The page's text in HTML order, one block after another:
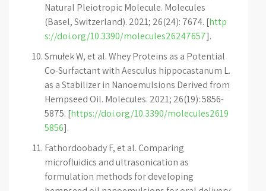
Natural Pleiotropic Molecule. Molecules
(Basel, Switzerland). 2021; 26(24): 7674. [http
s://doi.org/10.3390/molecules26247657].
Smułek W, et al. Whey Proteins as a Potential
Co-Surfactant with Aesculus hippocastanum L.
as a Stabilizer in Nanoemulsions Derived from
Hempseed Oil. Molecules. 2021; 26(19): 5856-
5875. [https://doi.org/10.3390/molecules2619
5856].
Fathordoobady F, et al. Comparing
microfluidics and ultrasonication as
formulation methods for developing